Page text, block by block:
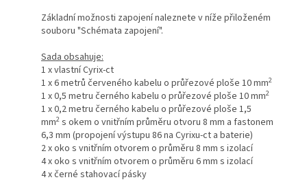
Základní možnosti zapojení naleznete v níže přiloženém
souboru "Schémata zapojení".
Sada obsahuje:
1 x vlastní Cyrix-ct
1 x 6 metrů červeného kabelu o průřezové ploše 10 mm2
1 x 0,5 metru černého kabelu o průřezové ploše 10 mm2
1 x 0,2 metru černého kabelu o průřezové ploše 1,5
mm2 s okem o vnitřním průměru otvoru 8 mm a fastonem
6,3 mm (propojení výstupu 86 na Cyrixu-ct a baterie)
2 x oko s vnitřním otvorem o průměru 8 mm s izolací
4 x oko s vnitřním otvorem o průměru 6 mm s izolací
4 x černé stahovací pásky